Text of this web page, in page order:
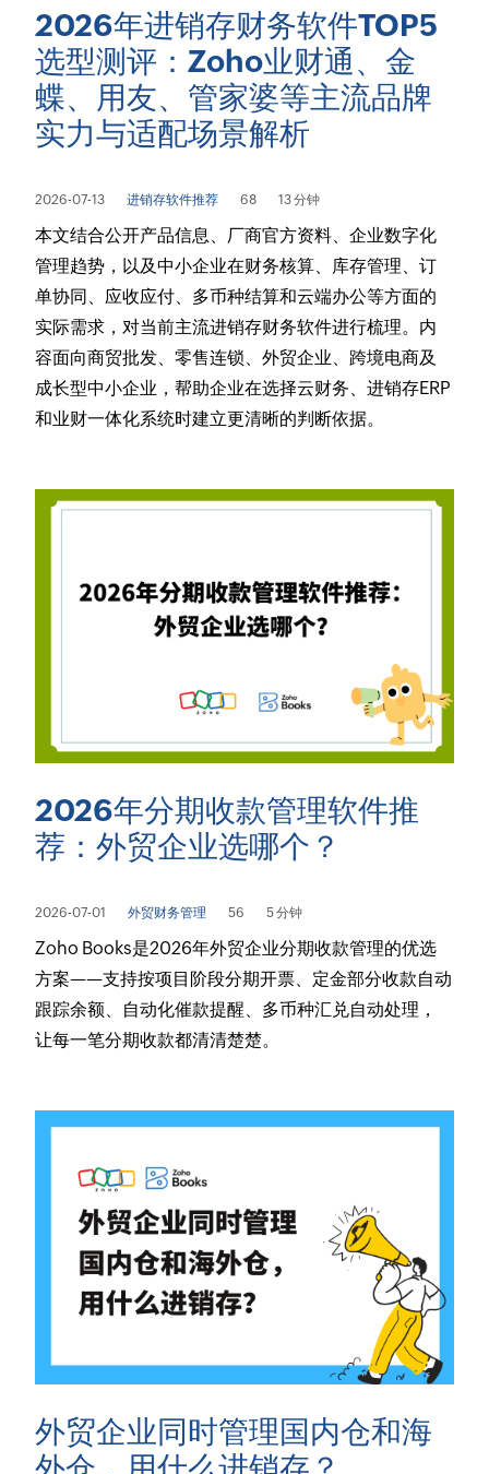
2026年进销存财务软件TOP5
选型测评：Zoho业财通、金
蝶、用友、管家婆等主流品牌
实力与适配场景解析
2026-07-13 进销存软件推荐 68 13 分钟
本文结合公开产品信息、厂商官方资料、企业数字化
管理趋势，以及中小企业在财务核算、库存管理、订
单协同、应收应付、多币种结算和云端办公等方面的
实际需求，对当前主流进销存财务软件进行梳理。内
容面向商贸批发、零售连锁、外贸企业、跨境电商及
成长型中小企业，帮助企业在选择云财务、进销存ERP
和业财一体化系统时建立更清晰的判断依据。
2026年分期收款管理软件推
荐：外贸企业选哪个？
2026-07-01 外贸财务管理 56 5 分钟
Zoho Books是2026年外贸企业分期收款管理的优选
方案——支持按项目阶段分期开票、定金部分收款自动
跟踪余额、自动化催款提醒、多币种汇兑自动处理，
让每一笔分期收款都清清楚楚。
外贸企业同时管理国内仓和海